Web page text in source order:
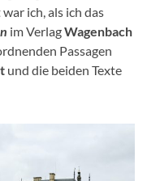
ich, als ich das
im VerlagWagenbach
Passagen
und die beiden Texte